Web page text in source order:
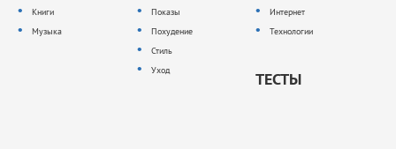
Книги
Музыка
Показы
Похудение
Стиль
Уход
Интернет
Технологии
ТЕСТЫ